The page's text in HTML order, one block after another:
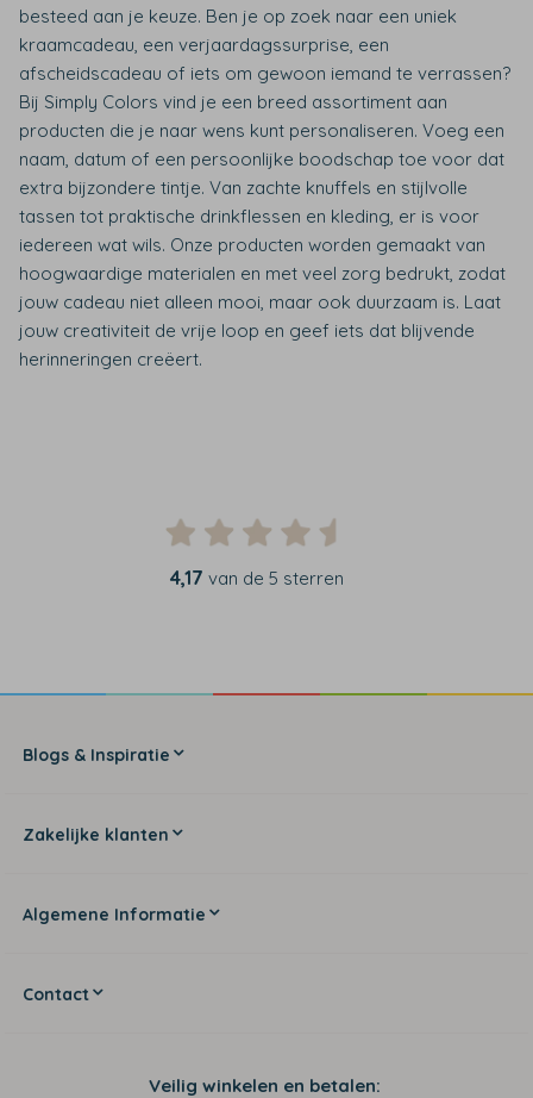
besteed aan je keuze. Ben je op zoek naar een uniek
kraamcadeau, een verjaardagssurprise, een
afscheidscadeau of iets om gewoon iemand te verrassen?
Bij Simply Colors vind je een breed assortiment aan
producten die je naar wens kunt personaliseren. Voeg een
naam, datum of een persoonlijke boodschap toe voor dat
extra bijzondere tintje. Van zachte knuffels en stijlvolle
tassen tot praktische drinkflessen en kleding, er is voor
iedereen wat wils. Onze producten worden gemaakt van
hoogwaardige materialen en met veel zorg bedrukt, zodat
jouw cadeau niet alleen mooi, maar ook duurzaam is. Laat
jouw creativiteit de vrije loop en geef iets dat blijvende
herinneringen creëert.
4,17 van de 5 sterren
Blogs & Inspiratie
Zakelijke klanten
Algemene Informatie
Contact
Veilig winkelen en betalen: